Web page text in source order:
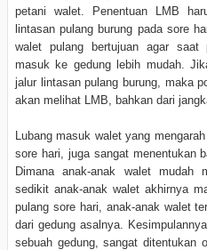
petani walet. Penentuan LMB
lintasan pulang burung pada sore
walet pulang bertujuan agar saat
masuk ke gedung lebih mudah.
jalur lintasan pulang burung, maka
akan melihat LMB, bahkan dari
Lubang masuk walet yang
sore hari, juga sangat menentukan
Dimana anak-anak walet mudah
sedikit anak-anak walet akhirnya
pulang sore hari, anak-anak walet
dari gedung asalnya.
sebuah gedung, sangat ditentukan